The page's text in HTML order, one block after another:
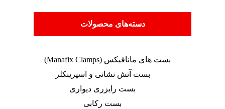
دسته‌های محصولات
بست های مانافیکس (Manafix Clamps)
بست آتش نشانی و اسپرینکلر
بست رایزری دیواری
بست رکابی